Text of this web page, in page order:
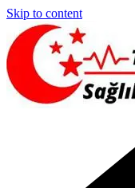
Skip to content